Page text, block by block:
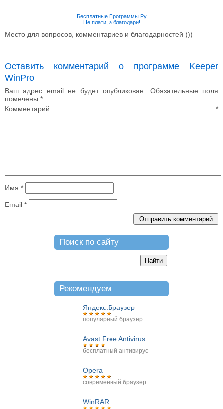
Бесплатные Программы Ру
Не плати, а благодари!
Место для вопросов, комментариев и благодарностей )))
Оставить комментарий о программе Keeper
WinPro
Ваш адрес email не будет опубликован.
Обязательные поля
помечены *
Комментарий *
Имя *
Email *
Поиск по сайту
Рекомендуем
Яндекс.Браузер
популярный браузер
Avast Free Antivirus
бесплатный антивирус
Opera
современный браузер
WinRAR